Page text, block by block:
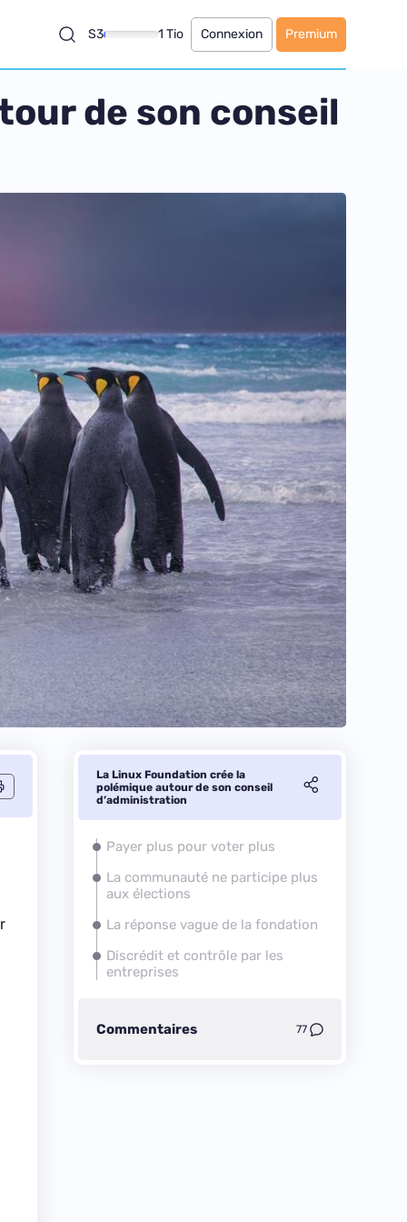
S3 1 Tio Connexion Premium
de son conseil
La Linux Foundation crée la
polémique autour de son conseil
d’administration
Payer plus pour voter plus
La communauté ne participe plus
aux élections
La réponse vague de la fondation
Discrédit et contrôle par les
entreprises
Commentaires 77